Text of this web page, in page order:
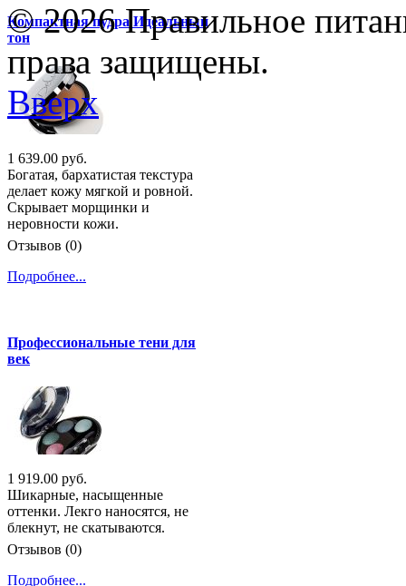
Компактная пудра Идеальный
тон
1 639.00 руб.
Богатая, бархатистая текстура
делает кожу мягкой и ровной.
Скрывает морщинки и
неровности кожи.
Отзывов (0)
Подробнее...
Профессиональные тени для
век
1 919.00 руб.
Шикарные, насыщенные
оттенки. Лекго наносятся, не
блекнут, не скатываются.
Отзывов (0)
Подробнее...
© 2026 Правильное
права защищены.
Вверх